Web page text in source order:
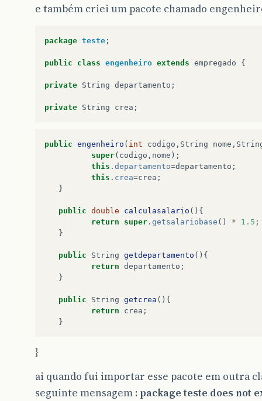
e também criei um pacote chamado
package teste ;
public class engenheiro extends empregado {
private String departamento ;
private String crea ;
public engenheiro ( int codigo , String nome ,
super( codigo , nome );
this . departamento=departamento ;
this . crea=crea ;
}
public double calculasalario (){
return
super . getsalariobase () * 1.5 ;
}
public String getdepartamento (){
return departamento ;
}
public String getcrea (){
return
crea ;
}
}
ai quando fui importar esse pacote em outra
seguinte mensagem : package teste does not